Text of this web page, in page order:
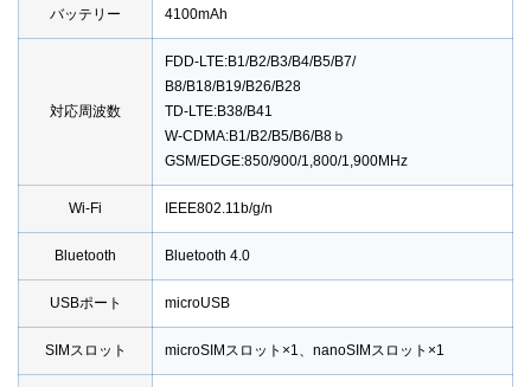
バッテリー 4100mAh
対応周波数
FDD-LTE:B1/B2/B3/B4/B5/B7/
B8/B18/B19/B26/B28
TD-LTE:B38/B41
W-CDMA:B1/B2/B5/B6/B8ｂ
GSM/EDGE:850/900/1,800/1,900MHz
Wi-Fi IEEE802.11b/g/n
Bluetooth Bluetooth 4.0
USBポート microUSB
SIMスロット microSIMスロット×1、nanoSIMスロット×1